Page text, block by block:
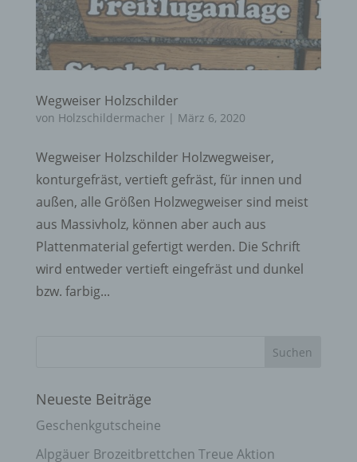
Wegweiser Holzschilder
von Holzschildermacher | März 6, 2020
Wegweiser Holzschilder Holzwegweiser,
konturgefräst, vertieft gefräst, für innen und
außen, alle Größen Holzwegweiser sind meist
aus Massivholz, können aber auch aus
Plattenmaterial gefertigt werden. Die Schrift
wird entweder vertieft eingefräst und dunkel
bzw. farbig...
Neueste Beiträge
Geschenkgutscheine
Alpgäuer Brozeitbrettchen Treue Aktion